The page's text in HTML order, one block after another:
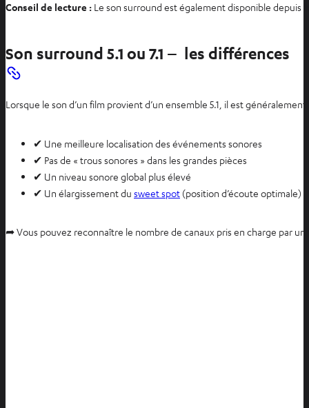
Conseil de lecture : Le son surround est également disponible depuis
Son surround 5.1 ou 7.1 – les différences
Lorsque le son d’un film provient d’un ensemble 5.1, il est
✔ Une meilleure localisation des événements sonores
✔ Pas de « trous sonores » dans les grandes pièces
✔ Un niveau sonore global plus élevé
✔ Un élargissement du sweet spot (position d’écoute optimale)
➦ Vous pouvez reconnaître le nombre de canaux pris en charge par